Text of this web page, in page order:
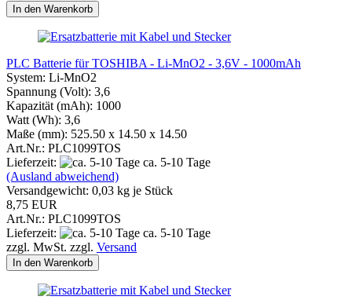
In den Warenkorb
PLC Batterie für TOSHIBA - Li-MnO2 - 3,6V - 1000mAh
System: Li-MnO2
Spannung (Volt): 3,6
Kapazität (mAh): 1000
Watt (Wh): 3,6
Maße (mm): 525.50 x 14.50 x 14.50
Art.Nr.: PLC1099TOS
Lieferzeit:
ca. 5-10 Tage
(Ausland abweichend)
Versandgewicht: 0,03 kg je Stück
8,75 EUR
Art.Nr.: PLC1099TOS
Lieferzeit:
ca. 5-10 Tage
zzgl. MwSt. zzgl. Versand
In den Warenkorb